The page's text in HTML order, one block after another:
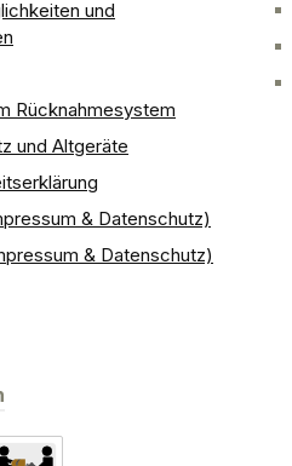
und
Rücknahmesystem
und Altgeräte
& Datenschutz)
& Datenschutz)